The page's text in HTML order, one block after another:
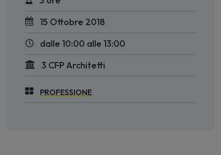
15 Ottobre 2018
dalle 10:00 alle 13:00
3 CFP Architetti
PROFESSIONE